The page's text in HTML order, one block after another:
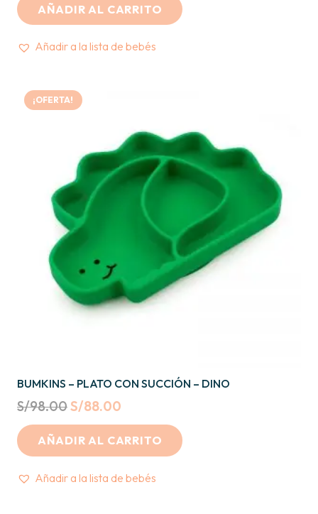
AÑADIR AL CARRITO
Añadir a la lista de bebés
¡OFERTA!
BUMKINS – PLATO CON SUCCIÓN – DINO
S/98.00Original
price
was:
S/98.00.
S/88.00
price
is:
S/88.00.
AÑADIR AL CARRITO
Añadir a la lista de bebés